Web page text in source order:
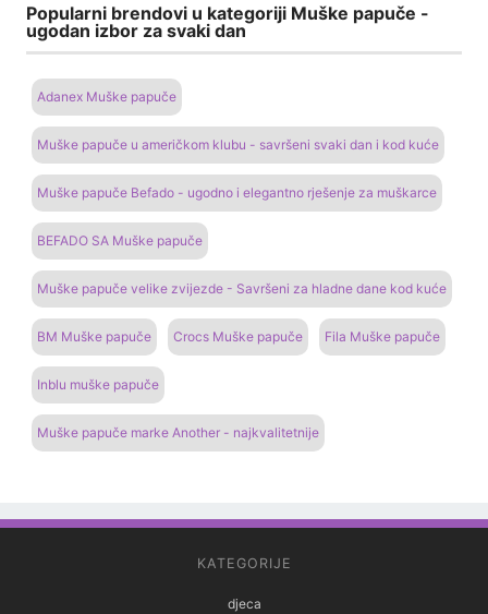
Popularni brendovi u kategoriji Muške papuče -
ugodan izbor za svaki dan
Adanex Muške papuče
Muške papuče u američkom klubu - savršeni svaki dan i kod kuće
Muške papuče Befado - ugodno i elegantno rješenje za muškarce
BEFADO SA Muške papuče
Muške papuče velike zvijezde - Savršeni za hladne dane kod kuće
BM Muške papuče Crocs Muške papuče Fila Muške papuče
Inblu muške papuče
Muške papuče marke Another - najkvalitetnije
KATEGORIJE
djeca